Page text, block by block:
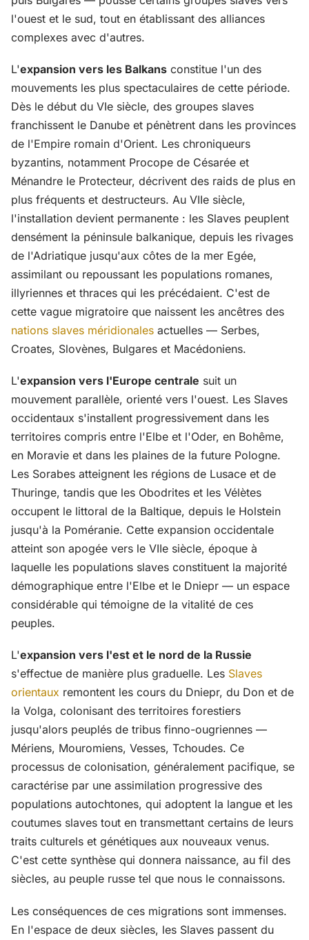
l'ouest et le sud, tout en établissant des alliances
complexes avec d'autres.
L'expansion vers les Balkans constitue l'un des
mouvements les plus spectaculaires de cette période.
Dès le début du VIe siècle, des groupes slaves
franchissent le Danube et pénètrent dans les provinces
de l'Empire romain d'Orient. Les chroniqueurs
byzantins, notamment Procope de Césarée et
Ménandre le Protecteur, décrivent des raids de plus en
plus fréquents et destructeurs. Au VIIe siècle,
l'installation devient permanente : les Slaves peuplent
densément la péninsule balkanique, depuis les rivages
de l'Adriatique jusqu'aux côtes de la mer Egée,
assimilant ou repoussant les populations romanes,
illyriennes et thraces qui les précédaient. C'est de
cette vague migratoire que naissent les ancêtres des
nations slaves méridionales actuelles — Serbes,
Croates, Slovènes, Bulgares et Macédoniens.
L'expansion vers l'Europe centrale suit un
mouvement parallèle, orienté vers l'ouest. Les Slaves
occidentaux s'installent progressivement dans les
territoires compris entre l'Elbe et l'Oder, en Bohême,
en Moravie et dans les plaines de la future Pologne.
Les Sorabes atteignent les régions de Lusace et de
Thuringe, tandis que les Obodrites et les Vélètes
occupent le littoral de la Baltique, depuis le Holstein
jusqu'à la Poméranie. Cette expansion occidentale
atteint son apogée vers le VIIe siècle, époque à
laquelle les populations slaves constituent la majorité
démographique entre l'Elbe et le Dniepr — un espace
considérable qui témoigne de la vitalité de ces
peuples.
L'expansion vers l'est et le nord de la Russie
s'effectue de manière plus graduelle. Les Slaves
orientaux remontent les cours du Dniepr, du Don et de
la Volga, colonisant des territoires forestiers
jusqu'alors peuplés de tribus finno-ougriennes —
Mériens, Mouromiens, Vesses, Tchoudes. Ce
processus de colonisation, généralement pacifique, se
caractérise par une assimilation progressive des
populations autochtones, qui adoptent la langue et les
coutumes slaves tout en transmettant certains de leurs
traits culturels et génétiques aux nouveaux venus.
C'est cette synthèse qui donnera naissance, au fil des
siècles, au peuple russe tel que nous le connaissons.
Les conséquences de ces migrations sont immenses.
En l'espace de deux siècles, les Slaves passent du